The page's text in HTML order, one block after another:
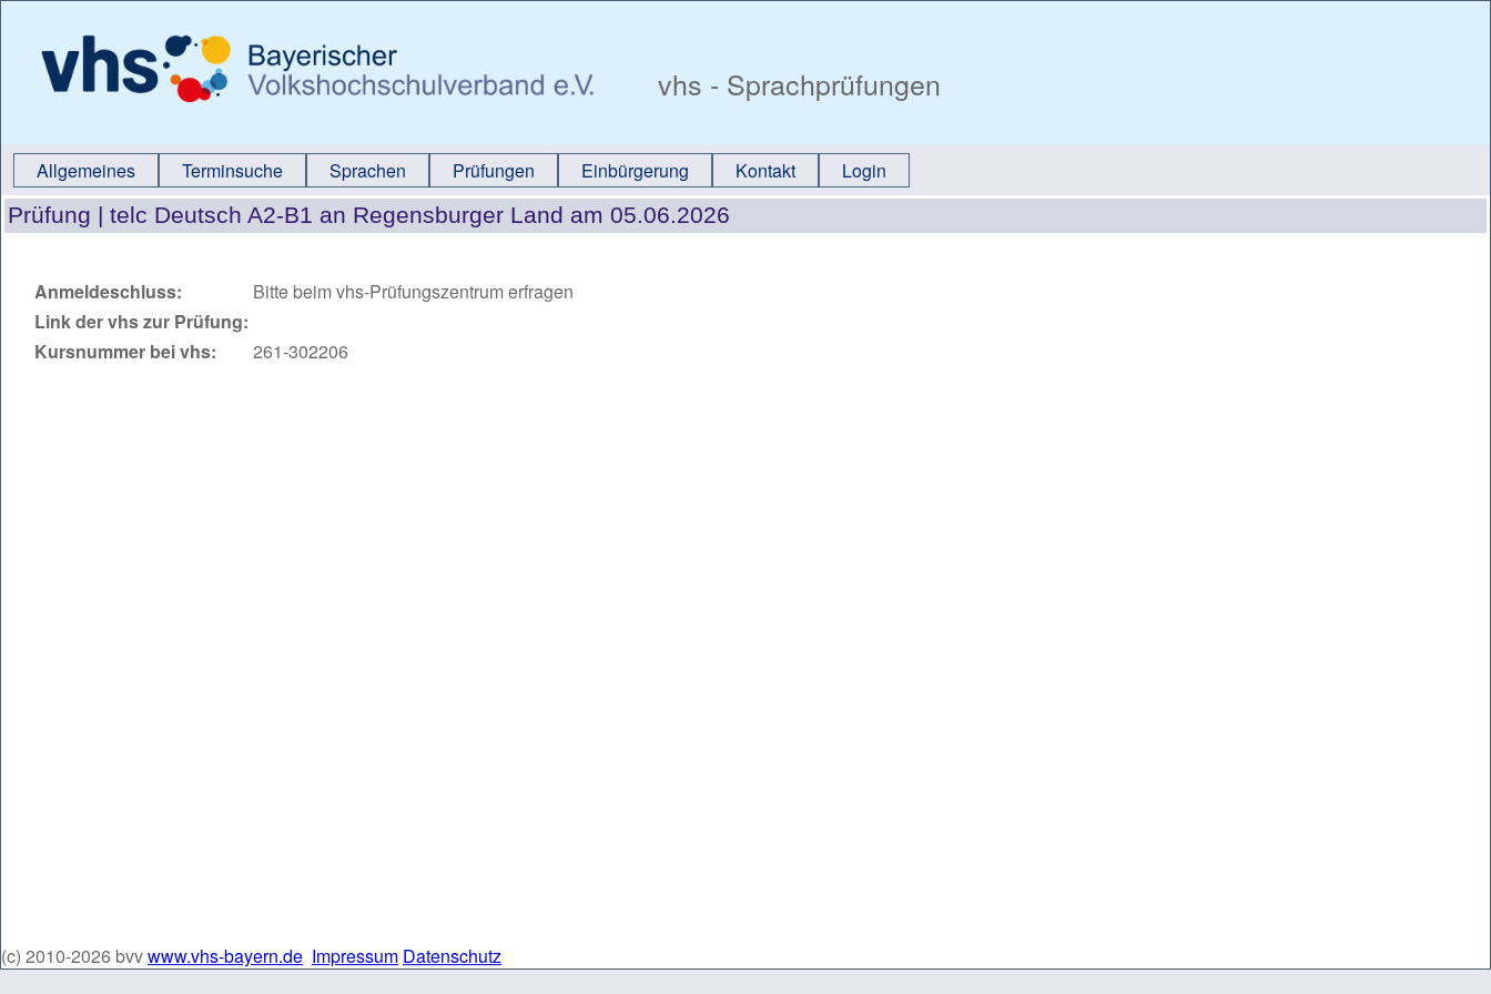
vhs - Sprachprüfungen
Allgemeines Terminsuche Sprachen Prüfungen Einbürgerung Kontakt Login
Prüfung | telc Deutsch A2-B1 an Regensburger Land am 05.06.2026
Anmeldeschluss:
Bitte beim vhs-Prüfungszentrum erfragen
Link der vhs zur Prüfung:
Kursnummer bei vhs:
261-302206
(c) 2010-2026 bvvwww.vhs-bayern.de Impressum Datenschutz